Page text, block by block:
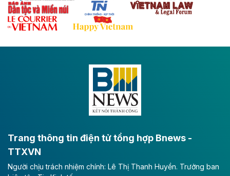
Theo baodautu.vn
Đề xuất đầu tư 11.500 tỷ đồng xây dựng cao
tốc CT.11 qua Ninh Bình
Đông A dài khoảng 25,1 km được kỳ vọng sẽ tạo động
lực phát triển kinh tế - xã hội khu vực phía Nam đồng
Long Thành
Tổng công ty Cảng hàng không Việt Nam - CTCP
(ACV) vừa lập kỷ lục mới về lợi nhuận trong quý
Trang thông tin điện tử tổng hợp Bnews -
TTXVN
Người chịu trách nhiệm chính: Lê Thị Thanh Huyền. Trưởng ban